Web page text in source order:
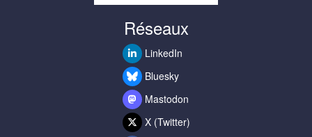
Réseaux
LinkedIn
Bluesky
Mastodon
X (Twitter)